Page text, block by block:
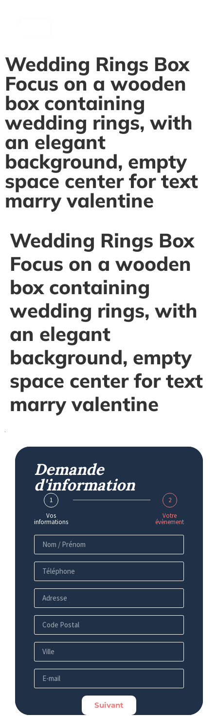
Wedding Rings Box
Focus on a wooden
box containing
wedding rings, with
an elegant
background, empty
space center for text
marry valentine
Wedding Rings Box
Focus on a wooden
box containing
wedding rings, with
an elegant
background, empty
space center for text
marry valentine
Demande
d'information
1
Vos
informations
2
Votre
évènement
Suivant